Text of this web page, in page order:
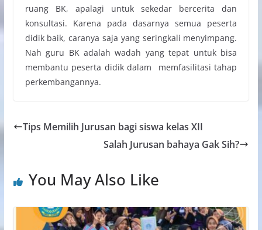
ruang BK, apalagi untuk sekedar bercerita dan
konsultasi. Karena pada dasarnya semua peserta
didik baik, caranya saja yang seringkali menyimpang.
Nah guru BK adalah wadah yang tepat untuk bisa
membantu peserta didik dalam memfasilitasi tahap
perkembangannya.
Tips Memilih Jurusan bagi siswa kelas XII
Salah Jurusan bahaya Gak Sih?
You May Also Like